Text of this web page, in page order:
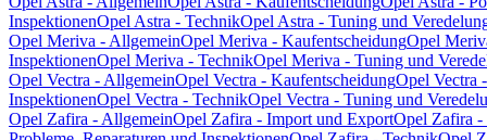
InspektionenOpel Astra - TechnikOpel Astra - Tuning und
Opel Meriva - AllgemeinOpel Meriva - KaufentscheidungOpel
InspektionenOpel Meriva - TechnikOpel Meriva - Tuning und
Opel Vectra - AllgemeinOpel Vectra - KaufentscheidungOpel Vectra
InspektionenOpel Vectra - TechnikOpel Vectra - Tuning und
Opel Zafira - AllgemeinOpel Zafira - Import und ExportOpel Zafira -